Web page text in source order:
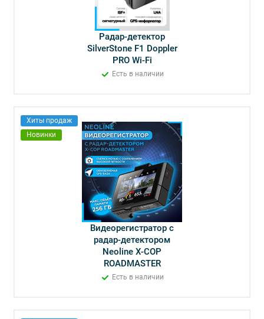
Радар-детектор
SilverStone F1 Doppler
PRO Wi-Fi
Есть в наличии
Хиты продаж
Новинки
Видеорегистратор с
радар-детектором
Neoline X-COP
ROADMASTER
Есть в наличии